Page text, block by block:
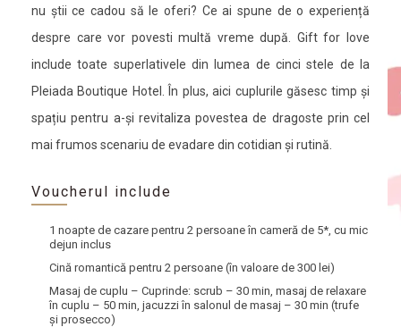
nu știi ce cadou să le oferi? Ce ai spune de o experiență
despre care vor povesti multă vreme după. Gift for love
include toate superlativele din lumea de cinci stele de la
Pleiada Boutique Hotel. În plus, aici cuplurile găsesc timp și
spațiu pentru a-și revitaliza povestea de dragoste prin cel
mai frumos scenariu de evadare din cotidian și rutină.
Voucherul include
1 noapte de cazare pentru 2 persoane în cameră de 5*, cu mic
dejun inclus
Cină romantică pentru 2 persoane (în valoare de 300 lei)
Masaj de cuplu – Cuprinde: scrub – 30 min, masaj de relaxare
în cuplu – 50 min, jacuzzi în salonul de masaj – 30 min (trufe
și prosecco)